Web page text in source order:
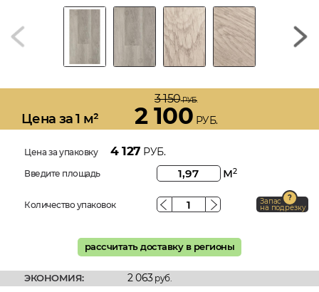
Цена за 1 м²
3 150РУБ.
2 100 РУБ.
Цена за упаковку 4 127 РУБ.
Введите площадь м2
Количество упаковок Запас
на подрезку
рассчитать доставку в регионы
ЭКОНОМИЯ: 2 063руб.